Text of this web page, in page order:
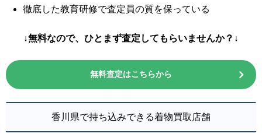
徹底した教育研修で査定員の質を保っている
↓無料なので、ひとまず査定してもらいませんか？↓
無料査定はこちらから
香川県で持ち込みできる着物買取店舗